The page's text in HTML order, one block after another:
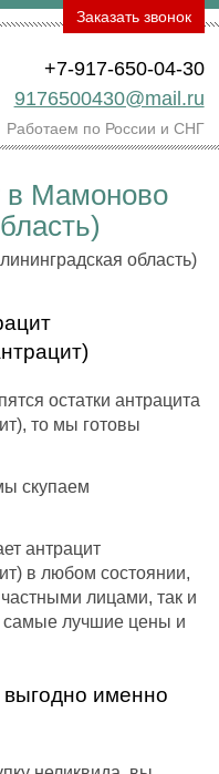
+7-917-650-04-30
9176500430@mail.ru
Работаем по России и СНГ
Заказать звонок
в Мамоново
область)
остатки антрацита
то мы готовы
скупаем
антрацит
в любом состоянии,
лицами, так и
самые лучшие цены и
именно